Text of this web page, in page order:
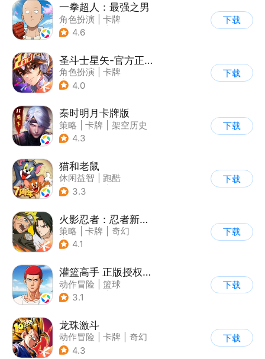
一拳超人：最强之男
角色扮演
卡牌
| 动漫改编
4.6
下载
圣斗士星矢-官方正版(腾讯)
角色扮演
卡牌
| 动漫改编
4.0
下载
秦时明月卡牌版
策略 卡牌
架空历史
| 秦时明月
4.3
下载
猫和老鼠
休闲益智
跑酷
| 动漫改编
3.3
下载
火影忍者：忍者新世代
策略 卡牌
奇幻
| 火影
4.1
下载
灌篮高手 正版授权手游
动作冒险
篮球
| 灌篮高手
3.1
下载
龙珠激斗
动作冒险 卡牌
奇幻
| 龙珠
4.3
下载